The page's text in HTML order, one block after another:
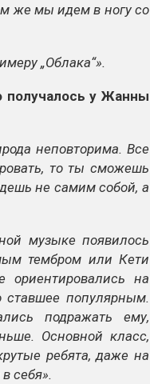
же мы идем в ногу со
„Облака“».
получалось у Жанны
неповторима. Все
то ты сможешь
не самим собой, а
музыке появилось
тембром или Кети
на
ставшее популярным.
подражать ему,
Основной класс,
ребята, даже на
себя».